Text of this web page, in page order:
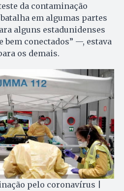
da contaminação
em algumas partes
alguns estadunidenses
bem conectados” —, estava
os demais.
pelo coronavírus |